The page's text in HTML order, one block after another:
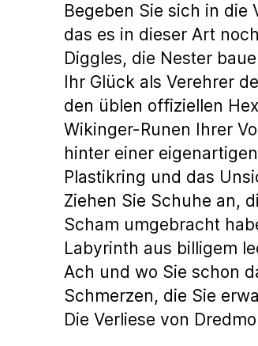
Begeben Sie sich in die
das es in dieser Art
Diggles, die Nester
Ihr Glück als Verehrer
den üblen offiziellen
Wikinger-Runen Ihrer
hinter einer
Plastikring und das
Ziehen Sie Schuhe an,
Scham umgebracht
Labyrinth aus billigem
Ach und wo Sie schon
Schmerzen, die Sie
Die Verliese von